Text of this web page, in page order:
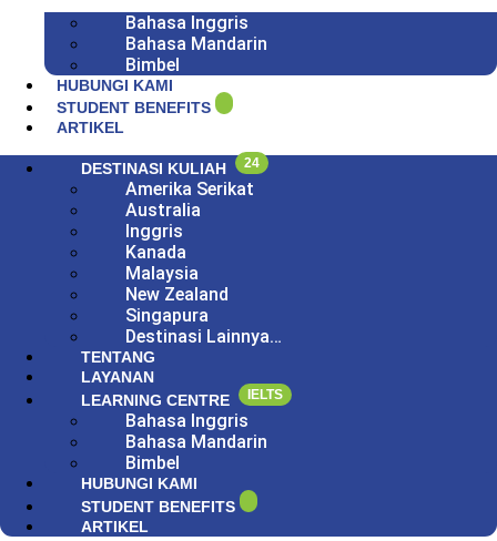
Bahasa Inggris
Bahasa Mandarin
Bimbel
HUBUNGI KAMI
STUDENT BENEFITS
ARTIKEL
DESTINASI KULIAH 24
Amerika Serikat
Australia
Inggris
Kanada
Malaysia
New Zealand
Singapura
Destinasi Lainnya…
TENTANG
LAYANAN
LEARNING CENTRE
IELTS
Bahasa Inggris
Bahasa Mandarin
Bimbel
HUBUNGI KAMI
STUDENT BENEFITS
ARTIKEL